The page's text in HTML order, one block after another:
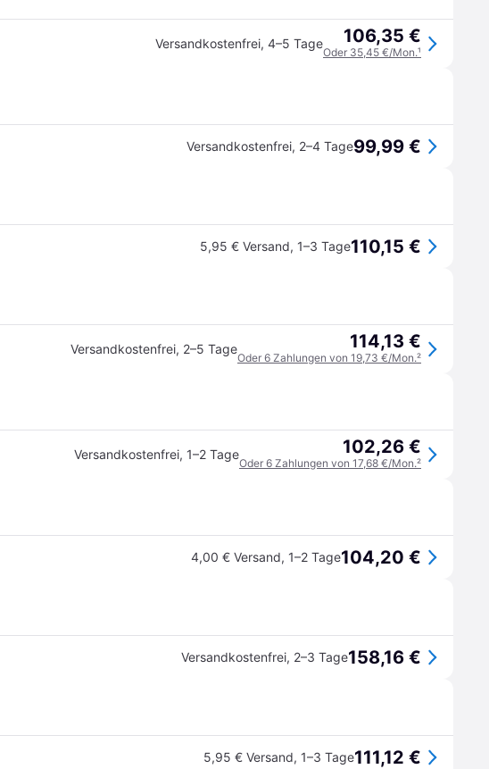
Versandkostenfrei, 4–5 Tage 106,35 €
Oder 35,45 €/Mon.¹
Versandkostenfrei, 2–4 Tage99,99 €
5,95 € Versand, 1–3 Tage110,15 €
Versandkostenfrei, 2–5 Tage 114,13 €
Oder 6 Zahlungen von 19,73 €/Mon.²
Versandkostenfrei, 1–2 Tage 102,26 €
Oder 6 Zahlungen von 17,68 €/Mon.²
4,00 € Versand, 1–2 Tage104,20 €
Versandkostenfrei, 2–3 Tage158,16 €
5,95 € Versand, 1–3 Tage111,12 €